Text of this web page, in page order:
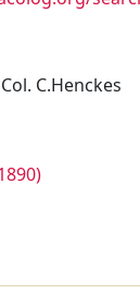
C.Henckes